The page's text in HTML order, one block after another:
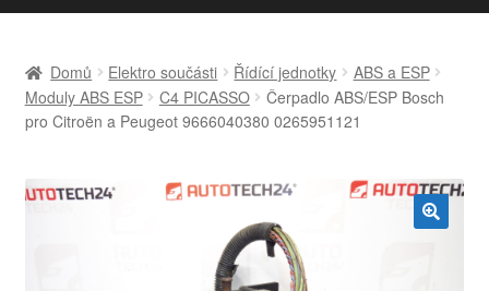
navigaci
obsahu
Celosvětová doprava
Kontakt
Domů Elektro součásti Řídící jednotky
ABS a ESP
Moduly ABS ESP
C4 PICASSO
Čerpadlo ABS/ESP Bosch
pro Citroën a Peugeot 9666040380 0265951121